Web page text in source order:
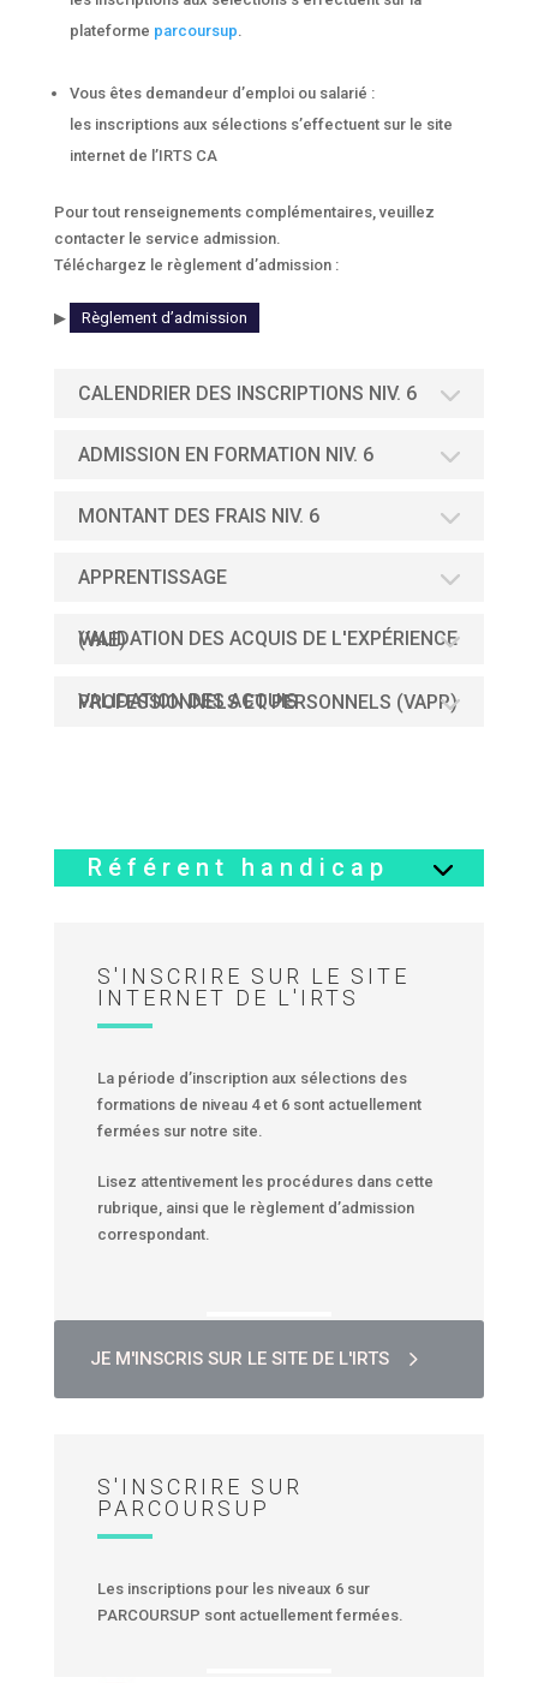
plateforme parcoursup.
Vous êtes demandeur d’emploi ou salarié :
les inscriptions aux sélections s’effectuent sur le site
internet de l’IRTS CA
Pour tout renseignements complémentaires, veuillez
contacter le service admission.
Téléchargez le règlement d’admission :
▶ Règlement d’admission
CALENDRIER DES INSCRIPTIONS NIV. 6
ADMISSION EN FORMATION NIV. 6
MONTANT DES FRAIS NIV. 6
APPRENTISSAGE
VALIDATION DES ACQUIS DE L'EXPÉRIENCE (VAE)
VALIDATION DES ACQUIS PROFESSIONNELS ET PERSONNELS (VAPP)
Référent handicap
S'INSCRIRE SUR LE SITE
INTERNET DE L'IRTS
La période d’inscription aux sélections des
formations de niveau 4 et 6 sont actuellement
fermées sur notre site.
Lisez attentivement les procédures dans cette
rubrique, ainsi que le règlement d’admission
correspondant.
JE M'INSCRIS SUR LE SITE DE L'IRTS
S'INSCRIRE SUR
PARCOURSUP
Les inscriptions pour les niveaux 6 sur
PARCOURSUP sont actuellement fermées.